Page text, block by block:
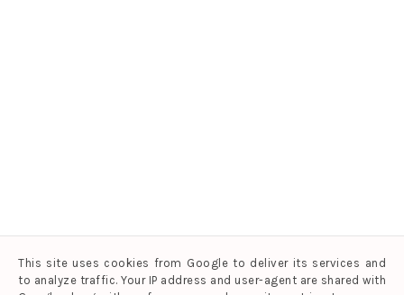
This site uses cookies from Google to deliver its services and
to analyze traffic. Your IP address and user-agent are shared with